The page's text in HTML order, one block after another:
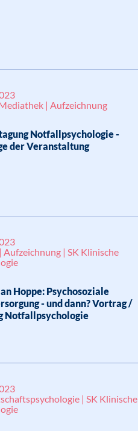
| Aufzeichnung
Notfallpsychologie -
der Veranstaltung
Aufzeichnung | SK Klinische
Hoppe: Psychosoziale
- und dann? Vortrag /
Notfallpsychologie
| SK Klinische